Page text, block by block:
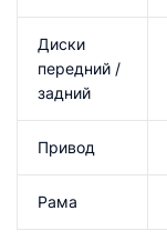
Диски
передний /
задний
Привод
Рама